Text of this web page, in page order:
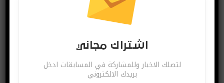
اشترك بقنواتنا
اشتراك مجاني
لتصلك الاخبار وللمشاركة في المسابقات ادخل
بريدك الالكتروني